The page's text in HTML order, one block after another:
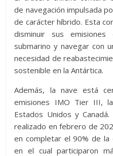
de navegación impulsada
de carácter híbrido. Esta
disminuir sus
submarino y navegar con
necesidad de
sostenible en la Antártica.
Además, la nave está
emisiones IMO Tier III,
Estados Unidos y
realizado en febrero de
en completar el 90% de
en el cual participaron